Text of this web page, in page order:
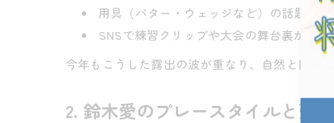
用具（パター・ウェッジなど）の話題が
SNSで練習クリップや大会の舞台裏が共
今年もこうした露出の波が重なり、自然と関心
2. 鈴木愛のプレースタイルと強み